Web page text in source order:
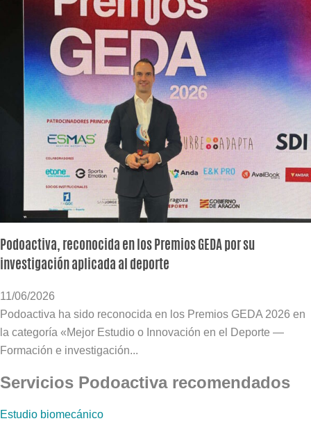
Podoactiva, reconocida en los Premios GEDA por su
investigación aplicada al deporte
11/06/2026
Podoactiva ha sido reconocida en los Premios GEDA 2026 en
la categoría «Mejor Estudio o Innovación en el Deporte —
Formación e investigación...
Servicios Podoactiva recomendados
Estudio biomecánico